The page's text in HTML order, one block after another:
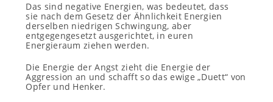
Das sind negative Energien, was bedeutet, dass
sie nach dem Gesetz der Ähnlichkeit Energien
derselben niedrigen Schwingung, aber
entgegengesetzt ausgerichtet, in euren
Energieraum ziehen werden.
Die Energie der Angst zieht die Energie der
Aggression an und schafft so das ewige „Duett“ von
Opfer und Henker.